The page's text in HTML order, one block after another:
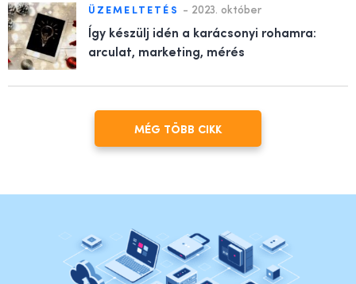
ÜZEMELTETÉS - 2023. október
Így készülj idén a karácsonyi rohamra:
arculat, marketing, mérés
MÉG TÖBB CIKK